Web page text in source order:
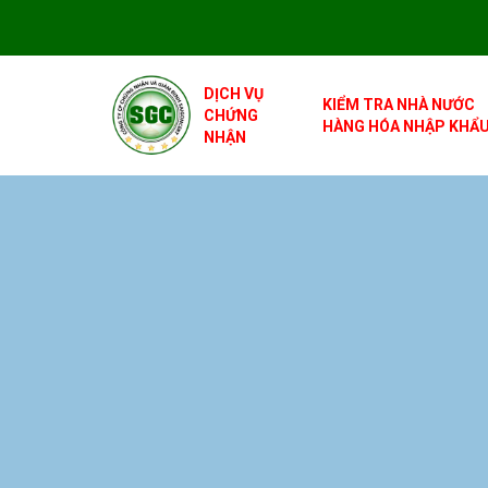
DỊCH VỤ
CHỨNG
NHẬN
KIỂM TRA NHÀ NƯỚC
HÀNG HÓA NHẬP